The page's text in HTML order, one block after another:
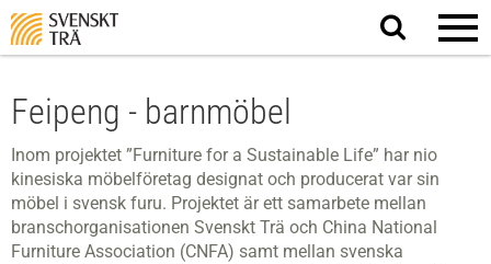
Sök
på
Feipeng - barnmöbel
Inom projektet ”Furniture for a Sustainable Life” har nio
kinesiska möbelföretag designat och producerat var sin
möbel i svensk furu. Projektet är ett samarbete mellan
branschorganisationen Svenskt Trä och China National
Furniture Association (CNFA) samt mellan svenska